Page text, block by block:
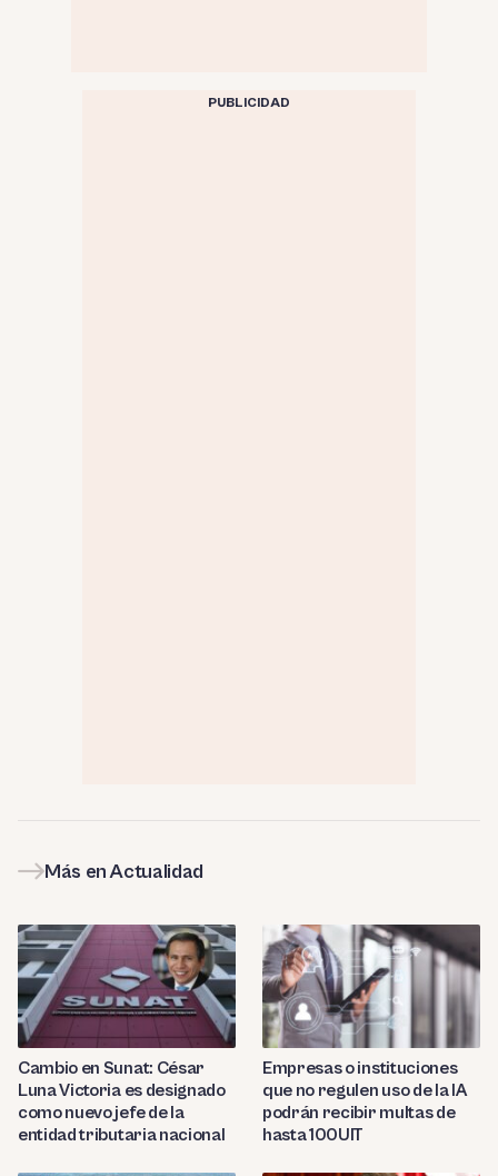
PUBLICIDAD
Más en Actualidad
Cambio en Sunat: César
Luna Victoria es designado
como nuevo jefe de la
entidad tributaria nacional
Empresas o instituciones
que no regulen uso de la IA
podrán recibir multas de
hasta 100UIT